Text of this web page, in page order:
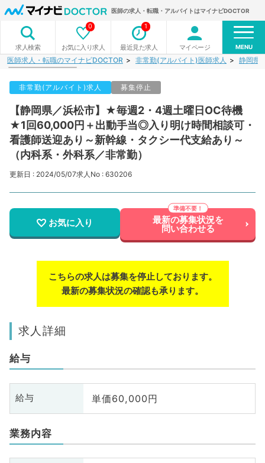
医師の求人・転職・アルバイトはマイナビDOCTOR
求人検索 お気に入り求人
0
最近見た求人
1
マイページ MENU
医師求人・転職のマイナビDOCTOR 非常勤(アルバイト)医師求人 静岡県
非常勤(アルバイト)求人 募集停止
【静岡県／浜松市】★毎週2・4週土曜日OC待機
★1回60,000円＋出動手当◎入り明け時間相談可・
看護師送迎あり～新幹線・タクシー代支給あり～
（内科系・外科系／非常勤）
更新日 : 2024/05/07求人No : 630206
お気に入り 最新の募集状況を
問い合わせる
こちらの求人は募集を停止しております。
最新の募集状況の確認も承ります。
求人詳細
給与
給与 単価60,000円
業務内容